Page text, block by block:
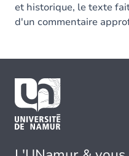
et historique, le texte
d'un commentaire